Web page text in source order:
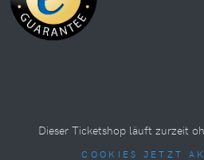
Dieser Ticketshop läuft zurzeit
COOKIES JETZT